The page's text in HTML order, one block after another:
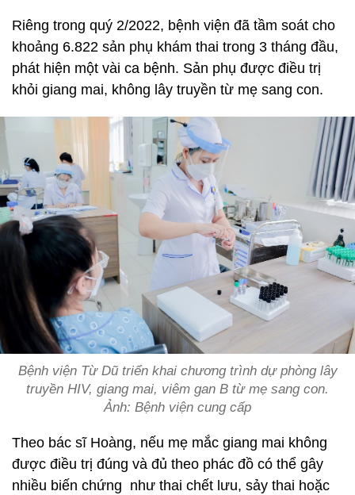
Riêng trong quý 2/2022, bệnh viện đã tầm soát cho
khoảng 6.822 sản phụ khám thai trong 3 tháng đầu,
phát hiện một vài ca bệnh. Sản phụ được điều trị
khỏi giang mai, không lây truyền từ mẹ sang con.
Bệnh viện Từ Dũ triển khai chương trình dự phòng lây
truyền HIV, giang mai, viêm gan B từ mẹ sang con.
Ảnh: Bệnh viện cung cấp
Theo bác sĩ Hoàng, nếu mẹ mắc giang mai không
được điều trị đúng và đủ theo phác đồ có thể gây
nhiều biến chứng như thai chết lưu, sảy thai hoặc